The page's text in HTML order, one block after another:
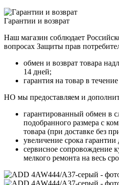
Гарантии и возврат
Наш магазин соблюдает
вопросах Защиты прав
обмен и возврат товара
14 дней;
гарантия на товар в течение
НО мы предоставляем и
гарантированный обмен в
подобранного размера с
товара (при доставке без
увеличение срока гарантии
сервисное сопровождение
мелкого ремонта на весь